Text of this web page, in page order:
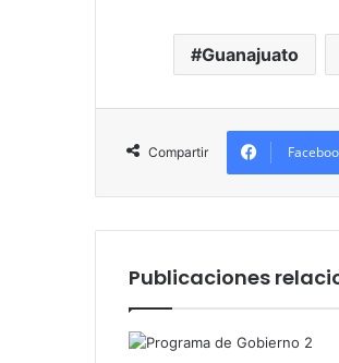
Guanajuato
Compartir
Publicaciones